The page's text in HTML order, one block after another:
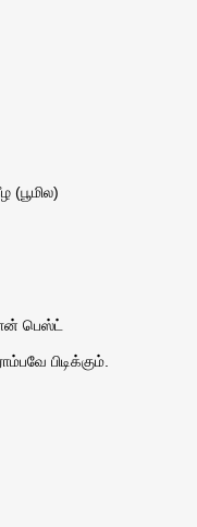
(பூமில)
பெஸ்ட்
பிடிக்கும்.